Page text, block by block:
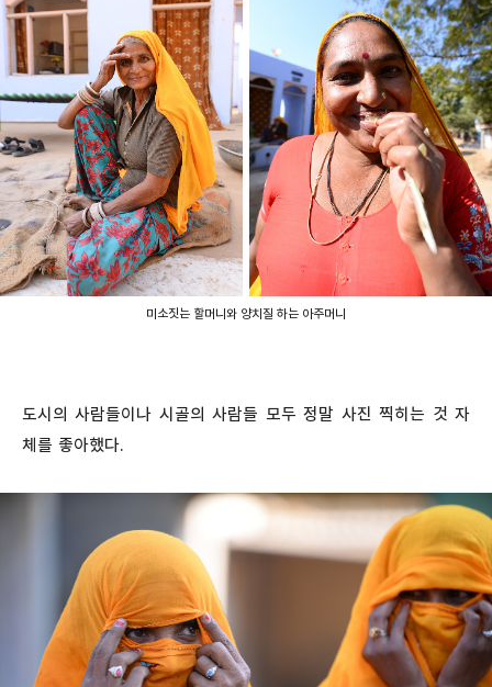
미소짓는 할머니와 양치질 하는 아주머니
도시의 사람들이나 시골의 사람들 모두 정말 사진 찍히는 것 자
체를 좋아했다.